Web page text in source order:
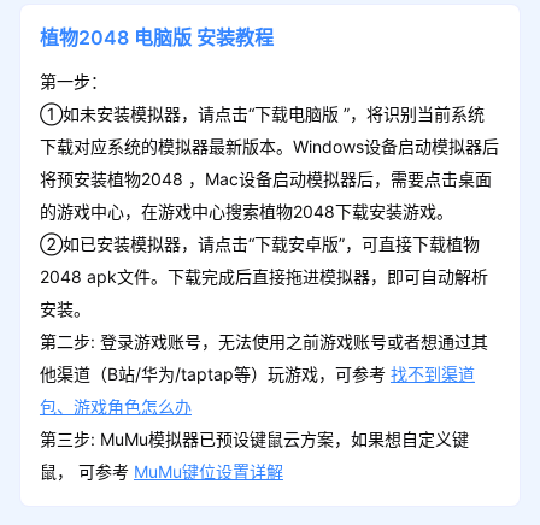
植物2048 电脑版 安装教程
第一步：
①如未安装模拟器，请点击“下载电脑版 ”，将识别当前系统
下载对应系统的模拟器最新版本。Windows设备启动模拟器后
将预安装植物2048 ，Mac设备启动模拟器后，需要点击桌面
的游戏中心，在游戏中心搜索植物2048下载安装游戏。
②如已安装模拟器，请点击“下载安卓版”，可直接下载植物
2048 apk文件。下载完成后直接拖进模拟器，即可自动解析
安装。
第二步: 登录游戏账号，无法使用之前游戏账号或者想通过其
他渠道（B站/华为/taptap等）玩游戏，可参考 找不到渠道
包、游戏角色怎么办
第三步: MuMu模拟器已预设键鼠云方案，如果想自定义键
鼠， 可参考 MuMu键位设置详解